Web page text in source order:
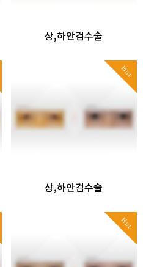
상,하안검수술
Hot
상,하안검수술
Hot